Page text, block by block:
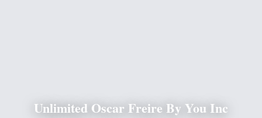
Unlimited Oscar Freire By You Inc